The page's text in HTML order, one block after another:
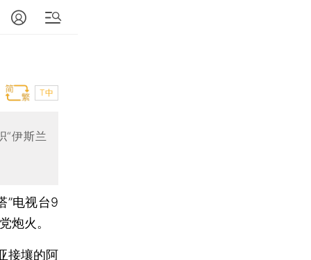
T中
“伊斯兰
电视台9
炮火。
接壤的阿